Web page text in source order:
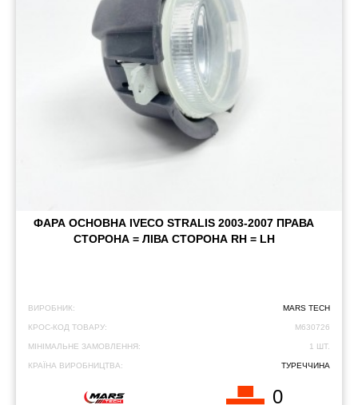
ФАРА ОСНОВНА IVECO STRALIS 2003-2007 ПРАВА
СТОРОНА = ЛІВА СТОРОНА RH = LH
ВИРОБНИК: MARS TECH
КРОС-КОД ТОВАРУ: M630726
МІНІМАЛЬНЕ ЗАМОВЛЕННЯ: 1 ШТ.
КРАЇНА ВИРОБНИЦТВА: ТУРЕЧЧИНА
0